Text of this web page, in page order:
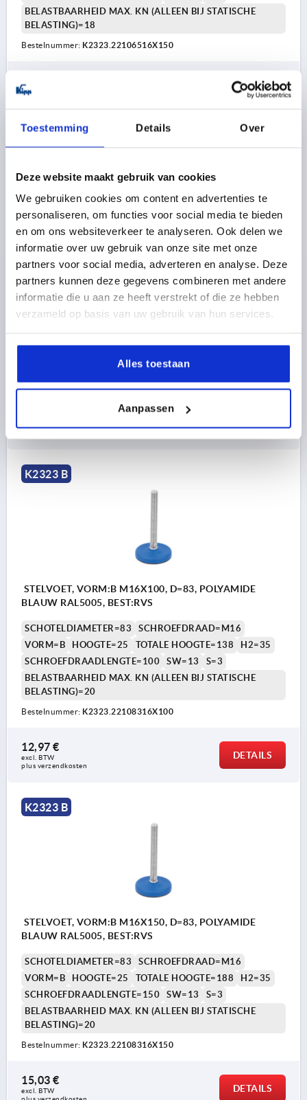
Toestemming Details Over
Deze website maakt gebruik van cookies
We gebruiken cookies om content en advertenties te
personaliseren, om functies voor social media te bieden
en om ons websiteverkeer te analyseren. Ook delen we
informatie over uw gebruik van onze site met onze
partners voor social media, adverteren en analyse. Deze
partners kunnen deze gegevens combineren met andere
informatie die u aan ze heeft verstrekt of die ze hebben
verzameld op basis van uw gebruik van hun services.
Alles toestaan
Aanpassen
BELASTBAARHEID MAX. KN (ALLEEN BIJ STATISCHE
BELASTING)=18
Bestelnummer: K2323.22106516X150
excl. BTW
DETAILS
STELVOET, VORM:B M16X200, D=65, POLYAMIDE
BLAUW RAL5005, BEST:RVS
SCHOTELDIAMETER=65
SCHROEFDRAAD=M16
VORM=B
HOOGTE=29 TOTALE HOOGTE=242
H2=39
BELASTBAARHEID MAX. KN (ALLEEN BIJ STATISCHE
K2323 B
STELVOET, VORM:B M16X100, D=83, POLYAMIDE
BLAUW RAL5005, BEST:RVS
SCHOTELDIAMETER=83
SCHROEFDRAAD=M16
VORM=B
HOOGTE=25 TOTALE HOOGTE=138
H2=35
SCHROEFDRAADLENGTE=100
SW=13
S=3
BELASTBAARHEID MAX. KN (ALLEEN BIJ STATISCHE
BELASTING)=20
Bestelnummer: K2323.22108316X100
12,97 €
excl. BTW
plus verzendkosten
DETAILS
K2323 B
STELVOET, VORM:B M16X150, D=83, POLYAMIDE
BLAUW RAL5005, BEST:RVS
SCHOTELDIAMETER=83
SCHROEFDRAAD=M16
VORM=B
HOOGTE=25 TOTALE HOOGTE=188
H2=35
SCHROEFDRAADLENGTE=150
SW=13
S=3
BELASTBAARHEID MAX. KN (ALLEEN BIJ STATISCHE
BELASTING)=20
Bestelnummer: K2323.22108316X150
15,03 €
excl. BTW
DETAILS